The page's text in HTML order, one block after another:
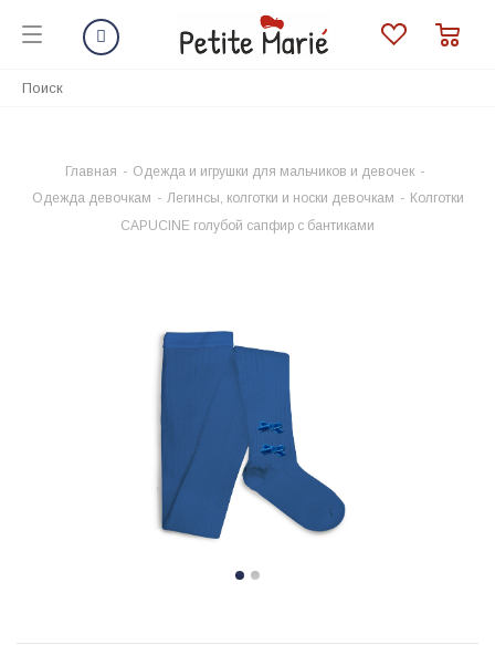
Главная - Одежда и игрушки для мальчиков и девочек -
Одежда девочкам - Легинсы, колготки и носки девочкам - Колготки
CAPUCINE голубой сапфир с бантиками